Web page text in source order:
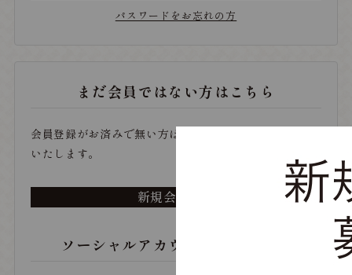
パスワードをお忘れの方
まだ会員ではない方はこちら
会員登録がお済みで無い方は、こちらから登録をお願い
いたします。
新規会員登録
ソーシャルアカウントでログイン